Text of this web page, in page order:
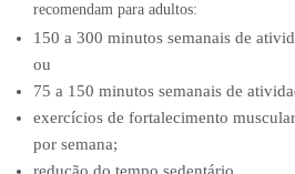
recomendam para adultos:
150 a 300 minutos semanais de
ou
75 a 150 minutos semanais de
exercícios de fortalecimento
por semana;